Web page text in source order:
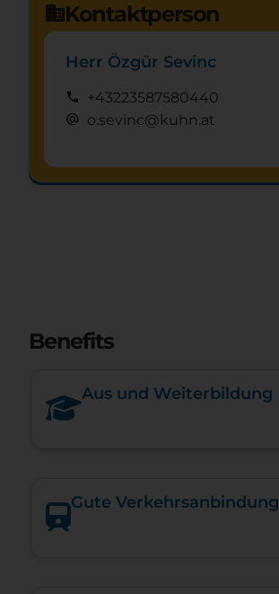
domainKontaktperson
Herr Özgür Sevinc
call +43223587580440
alternate_email o.sevinc@kuhn.at
Benefits
Aus und Weiterbildung
Gute Verkehrsanbindung